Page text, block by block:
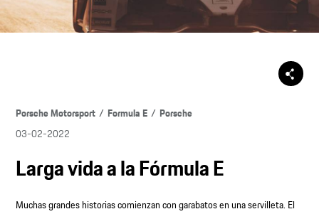
Porsche Motorsport Formula E
Porsche
03-02-2022
Larga vida a la Fórmula E
Muchas grandes historias comienzan con garabatos en una servilleta. El